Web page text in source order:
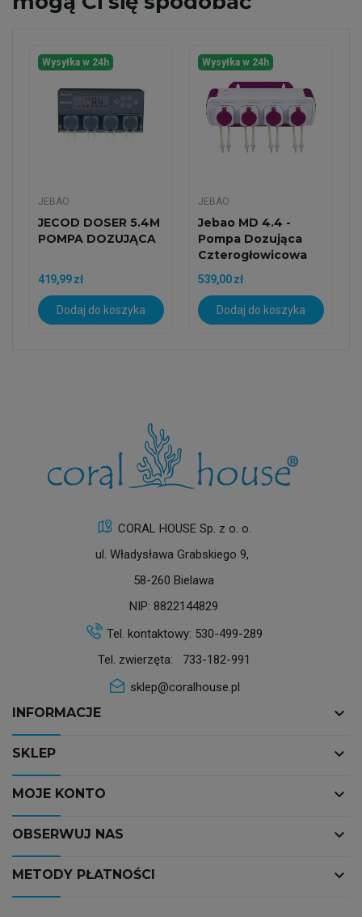
Wysyłka w 24h
JEBAO
JECOD DOSER 5.4M
POMPA DOZUJĄCA
419,99 zł
Dodaj do koszyka
Wysyłka w 24h
JEBAO
Jebao MD 4.4 -
Pompa Dozująca
Czterogłowicowa
539,00 zł
Dodaj do koszyka
CORAL HOUSE Sp. z o. o.
ul. Władysława Grabskiego 9,
58-260 Bielawa
NIP: 8822144829
Tel. kontaktowy: 530-499-289
Tel. zwierzęta: 733-182-991
sklep@coralhouse.pl
INFORMACJE keyboard_arrow_down
SKLEP keyboard_arrow_down
MOJE KONTO keyboard_arrow_down
OBSERWUJ NAS keyboard_arrow_down
METODY PŁATNOŚCI keyboard_arrow_down